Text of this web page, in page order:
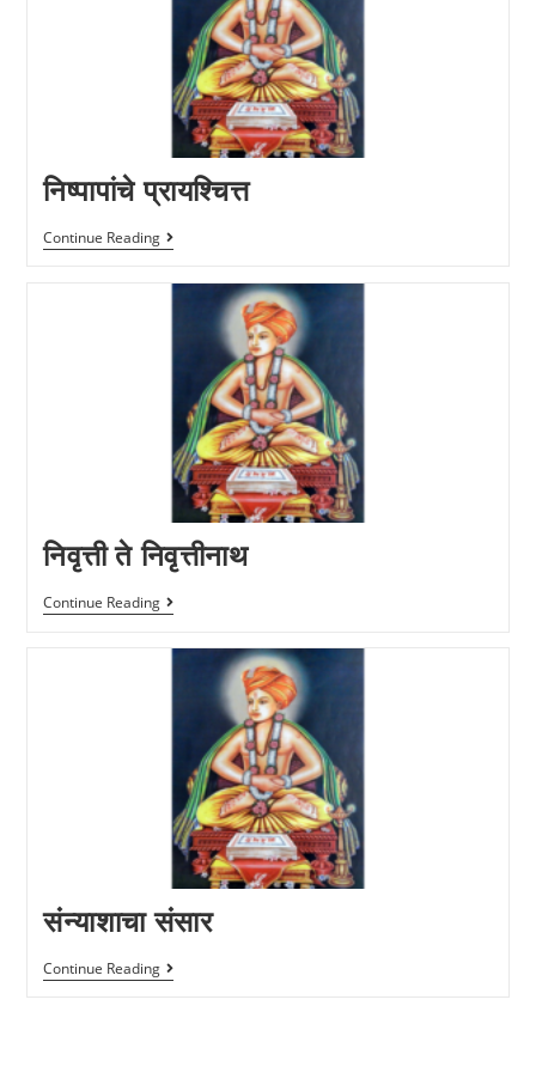
निष्पापांचे प्रायश्चित्त
Continue Reading
निवृत्ती ते निवृत्तीनाथ
Continue Reading
संन्याशाचा संसार
Continue Reading